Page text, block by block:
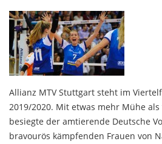
Allianz MTV Stuttgart steht im
2019/2020. Mit etwas mehr Mühe
besiegte der amtierende Deutsche
bravourös kämpfenden Frauen von